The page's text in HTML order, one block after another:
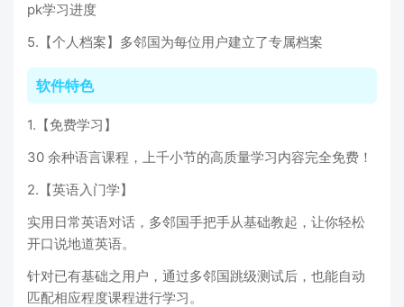
pk学习进度
5.【个人档案】多邻国为每位用户建立了专属档案
软件特色
1.【免费学习】
30 余种语言课程，上千小节的高质量学习内容完全免费！
2.【英语入门学】
实用日常英语对话，多邻国手把手从基础教起，让你轻松
开口说地道英语。
针对已有基础之用户，通过多邻国跳级测试后，也能自动
匹配相应程度课程进行学习。